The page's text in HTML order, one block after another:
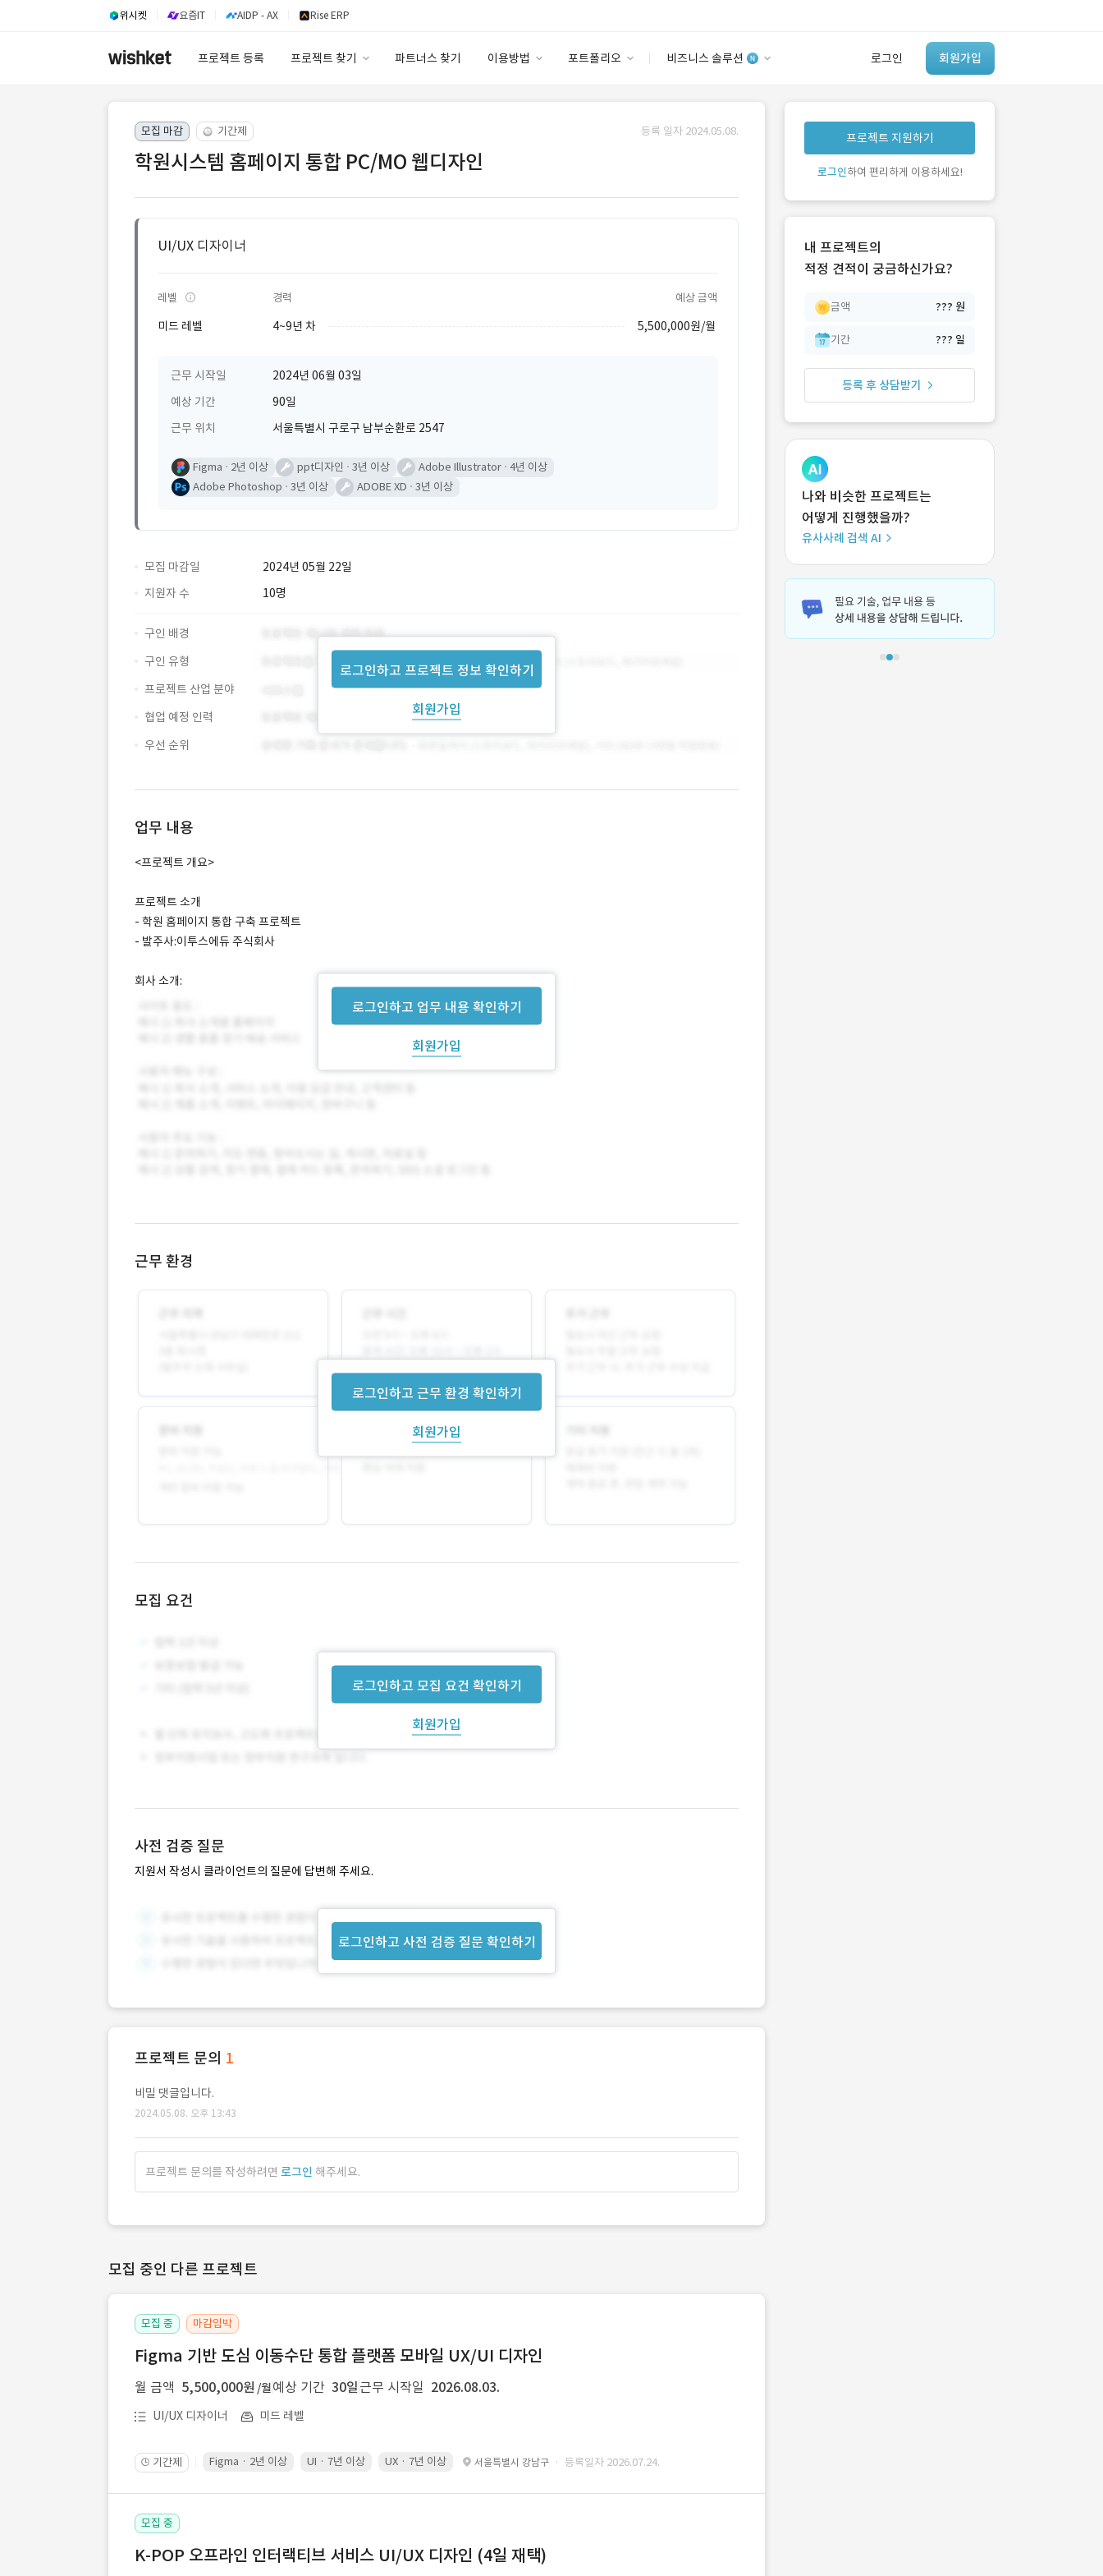
위시켓 요즘IT AIDP - AX Rise ERP
프로젝트 등록 프로젝트 찾기 파트너스 찾기 이용방법 포트폴리오 비즈니스 솔루션 로그인 회원가입
안심 코드 케어
유사사례 검색 AI
‘이런 거’ 만들어본
개발 회사 있어?
모집 마감 기간제 등록 일자 2024.05.08.
학원시스템 홈페이지 통합 PC/MO 웹디자인
UI/UX 디자이너
레벨 경력 예상 금액
미드 레벨 4~9년 차 5,500,000원/월
근무 시작일
2024년 06월 03일
예상 기간
90일
근무 위치
서울특별시 구로구 남부순환로 2547
Figma 2년 이상 ppt디자인 3년 이상 Adobe Illustrator 4년 이상
Adobe Photoshop
3년 이상 ADOBE XD 3년 이상
모집 마감일
2024년 05월 22일
지원자 수
10명
로그인하고 프로젝트 정보 확인하기
회원가입
구인 배경
구인 유형
프로젝트 산업 분야
협업 예정 인력
우선 순위
업무 내용
로그인하고 업무 내용 확인하기
회원가입
<프로젝트 개요>
프로젝트 소개
- 학원 홈페이지 통합 구축 프로젝트
- 발주사:이투스에듀 주식회사
회사 소개:
근무 환경
로그인하고 근무 환경 확인하기
회원가입
모집 요건
로그인하고 모집 요건 확인하기
회원가입
사전 검증 질문
지원서 작성시 클라이언트의 질문에 답변해 주세요.
로그인하고 사전 검증 질문 확인하기
프로젝트 문의 1
비밀 댓글입니다.
2024.05.08. 오후 13:43
프로젝트 문의를 작성하려면 로그인 해주세요.
모집 중인 다른 프로젝트
모집 중 마감임박
Figma 기반 도심 이동수단 통합 플랫폼 모바일 UX/UI 디자인
월 금액 5,500,000원 /월예상 기간 30일 근무 시작일 2026.08.03.
UI/UX 디자이너 미드 레벨
🕒 기간제 Figma · 2년 이상 UI · 7년 이상 UX · 7년 이상 서울특별시 강남구 · 등록일자 2026.07.24.
모집 중
K-POP 오프라인 인터랙티브 서비스 UI/UX 디자인 (4일 재택)
프로젝트 지원하기
로그인하여 편리하게 이용하세요!
내 프로젝트의
적정 견적이 궁금하신가요?
금액 ??? 원
기간 ??? 일
등록 후 상담받기
나와 비슷한 프로젝트는
어떻게 진행했을까?
유사사례 검색 AI